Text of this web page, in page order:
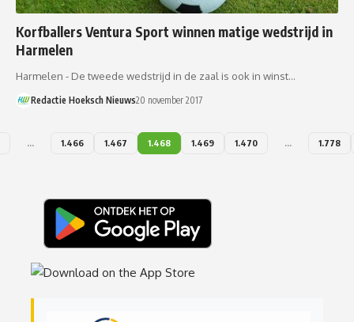
Korfballers Ventura Sport winnen matige wedstrijd in
Harmelen
Harmelen - De tweede wedstrijd in de zaal is ook in winst…
Redactie Hoeksch Nieuws20 november 2017
… 1.466 1.467 1.468 1.469 1.470 … 1.778